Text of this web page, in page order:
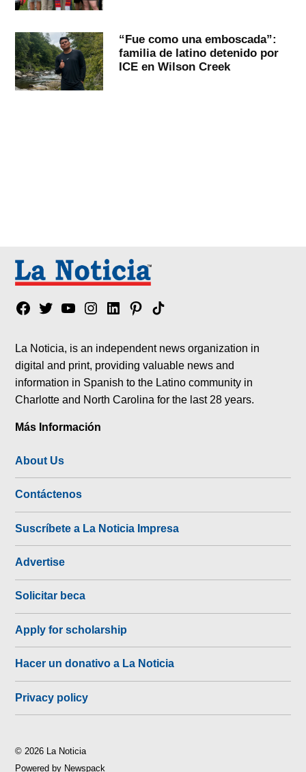
“Fue como una emboscada”:
familia de latino detenido por
ICE en Wilson Creek
Facebook
TwitterYouTubeInstagram
LinkedinPinterest
Tik
La Noticia, is an independent news organization in
digital and print, providing valuable news and
information in Spanish to the Latino community in
Charlotte and North Carolina for the last 28 years.
Más Información
About Us
Contáctenos
Suscríbete a La Noticia Impresa
Advertise
Solicitar beca
Apply for scholarship
Hacer un donativo a La Noticia
Privacy policy
© 2026 La Noticia
Powered by Newspack